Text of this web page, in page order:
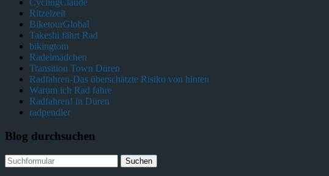
CyclingClaude
Ritzelzeit
BiketourGlobal
Takeshi fährt Rad
bikingtom
Radelmädchen
Transition Town Düren
Radfahren-Das überschätzte Risiko von hinten
Warum ich Rad fahre
Radfahren! in Düren
radpendler
Blog durchsuchen